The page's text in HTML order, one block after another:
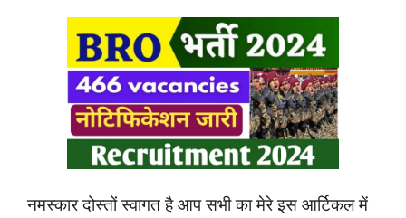
नमस्कार दोस्तों स्वागत है आप सभी का मेरे इस आर्टिकल में